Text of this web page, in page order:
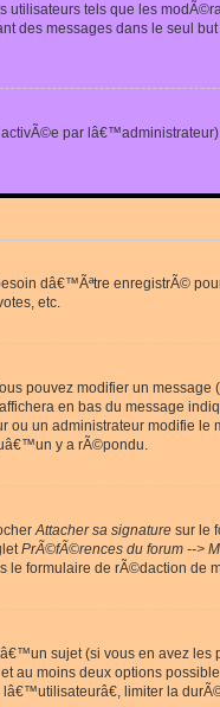
tels que les
messages dans le seul
par
dâ€™Ãªtre enregistrÃ©
etc.
pouvez modifier un
en bas du message
un administrateur modifie
y a rÃ©pondu.
Attacher sa signature sur le
PrÃ©fÃ©rences du forum -->
le formulaire de rÃ©daction de
sujet (si vous en avez
moins deux options
limiter la